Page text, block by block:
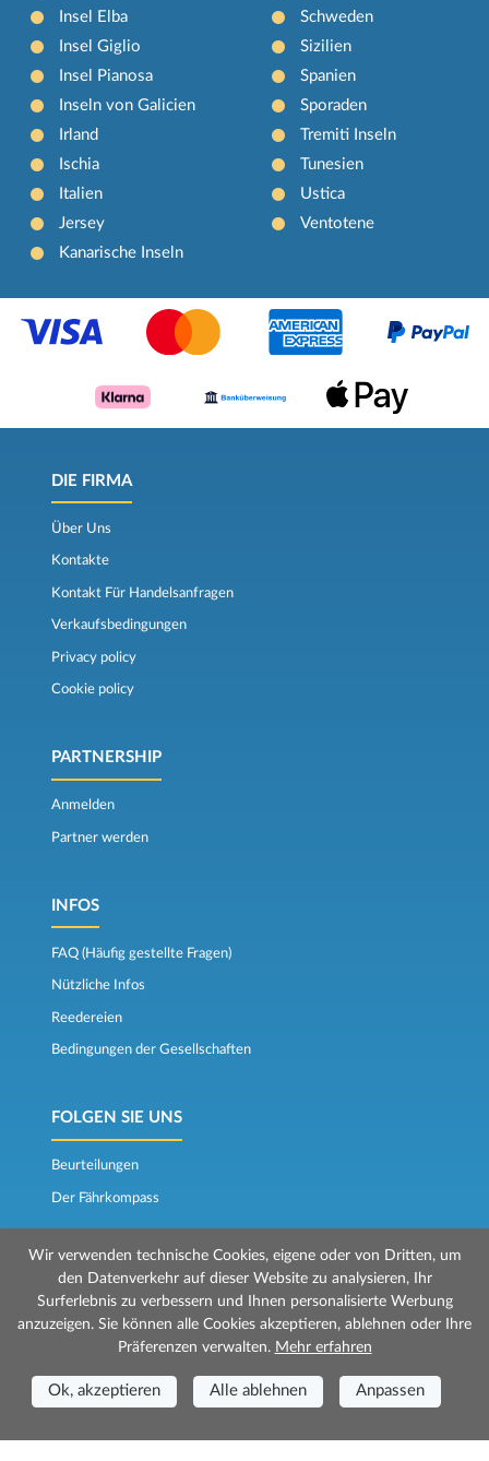
Insel Elba
Insel Giglio
Insel Pianosa
Inseln von Galicien
Irland
Ischia
Italien
Jersey
Kanarische Inseln
Schweden
Sizilien
Spanien
Sporaden
Tremiti Inseln
Tunesien
Ustica
Ventotene
DIE FIRMA
Über Uns
Kontakte
Kontakt Für Handelsanfragen
Verkaufsbedingungen
Privacy policy
Cookie policy
PARTNERSHIP
Anmelden
Partner werden
INFOS
FAQ (Häufig gestellte Fragen)
Nützliche Infos
Reedereien
Bedingungen der Gesellschaften
FOLGEN SIE UNS
Beurteilungen
Der Fährkompass
© 2026 Mr Ferry wird von Prenotazioni24 s.r.l. verwaltet
Geschäftssitz: Via Bonistallo, 50b - 50053 Empoli (FI)
Betriebsstätte: Via Casa del Duca, 1 - 57037 Portoferraio (LI)
P.IVA/C.F./Iscr. Reg. Imp. CCIAA Liv. 01512130491 | Nr. REA CCIA FI - 699553
Wir verwenden technische Cookies, eigene oder von Dritten, um
den Datenverkehr auf dieser Website zu analysieren, Ihr
Surferlebnis zu verbessern und Ihnen personalisierte Werbung
anzuzeigen. Sie können alle Cookies akzeptieren, ablehnen oder Ihre
Präferenzen verwalten. Mehr erfahren
Ok, akzeptieren Alle ablehnen Anpassen